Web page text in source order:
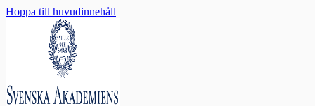
Hoppa till huvudinnehåll